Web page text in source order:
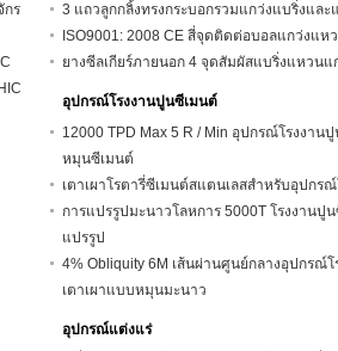
กร
3 แถวลูกกลิ้งทรงกระบอกรวมแกว่งแบริ่งแล
ISO9001: 2008 CE สี่จุดติดต่อบอลแกว่งแห
ยางซีลเกียร์ภายนอก 4 จุดสัมผัสแบริ่งแหวนแ
อุปกรณ์โรงงานปูนซีเมนต์
12000 TPD Max 5 R / Min อุปกรณ์โรงงาน
หมุนซีเมนต์
เตาเผาโรตารี่ซีเมนต์สแตนเลสสำหรับอุปกร
การแปรรูปมะนาวโลหการ 5000T โรงงานปู
แปรรูป
4% Obliquity 6M เส้นผ่านศูนย์กลางอุปกรณ์
เตาเผาแบบหมุนมะนาว
อุปกรณ์แต่งแร่